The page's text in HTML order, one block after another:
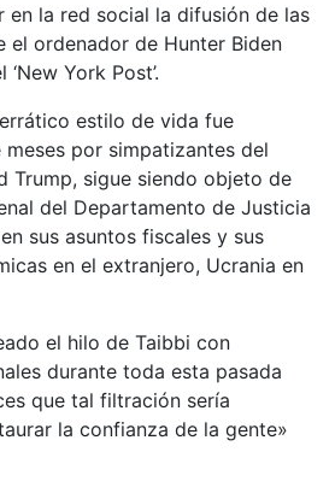
en la red social la difusión de las
el ordenador de Hunter Biden
York Post’.
estilo de vida fue
por simpatizantes del
Trump, sigue siendo objeto de
del Departamento de Justicia
sus asuntos fiscales y sus
en el extranjero, Ucrania en
el hilo de Taibbi con
durante toda esta pasada
que tal filtración sería
la confianza de la gente»